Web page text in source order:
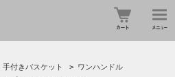
手付きバスケット > ワンハンドル